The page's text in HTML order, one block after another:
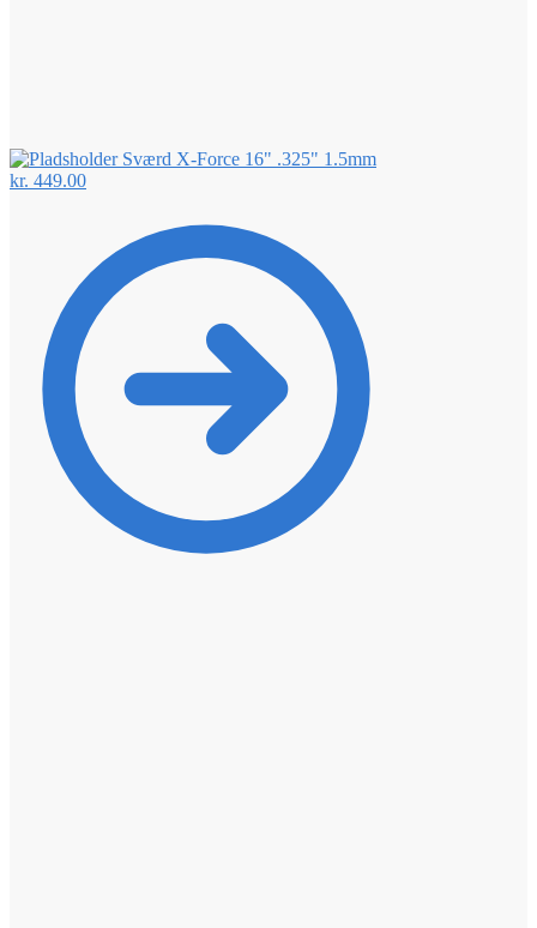
Sværd X-Force 16" .325" 1.5mm
kr. 449.00